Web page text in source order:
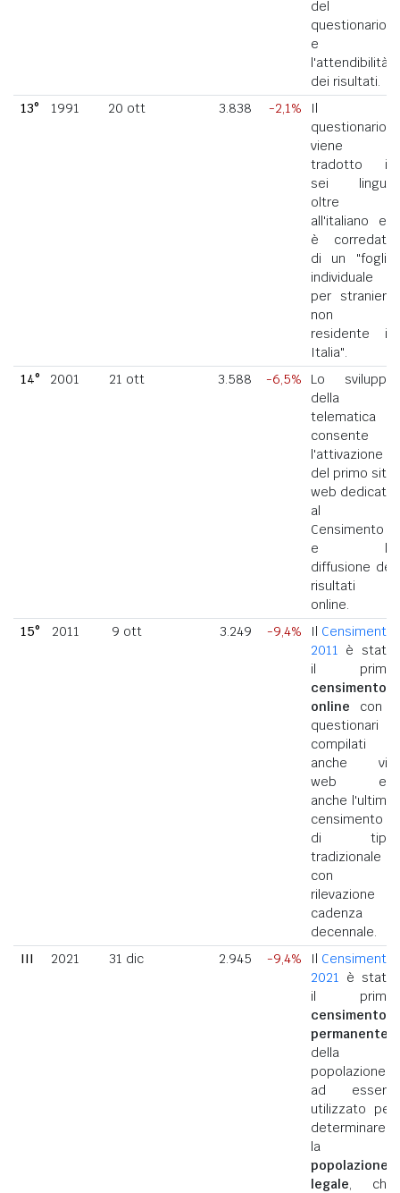
del
questionario
e
l'attendibilità
dei risultati.
13°
1991 20 ott 3.838 -2,1%
Il
questionario
viene
tradotto in
sei lingue
oltre
all'italiano ed
è corredato
di un "foglio
individuale
per straniero
non
residente in
Italia".
14°
2001 21 ott 3.588 -6,5%
Lo sviluppo
della
telematica
consente
l'attivazione
del primo sito
web dedicato
al
Censimento
e la
diffusione dei
risultati
online.
15°
2011 9 ott 3.249 -9,4% Il Censimento
2011 è stato
il primo
censimento
online con i
questionari
compilati
anche via
web ed
anche l'ultimo
censimento
di tipo
tradizionale
con
rilevazione a
cadenza
decennale.
III
2021 31 dic 2.945 -9,4% Il Censimento
2021 è stato
il primo
censimento
permanente
della
popolazione
ad essere
utilizzato per
determinare
la
popolazione
legale, che